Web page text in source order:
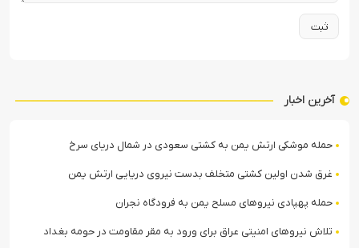
آخرین اخبار
حمله موشکی ارتش یمن به کشتی سعودی در شمال دریای سرخ
غرق شدن اولین کشتی متخلف بدست نیروی دریایی ارتش یمن
حمله پهپادی نیروهای مسلح یمن به فرودگاه نجران
تلاش نیروهای امنیتی عراق برای ورود به مقر مقاومت در حومه بغداد